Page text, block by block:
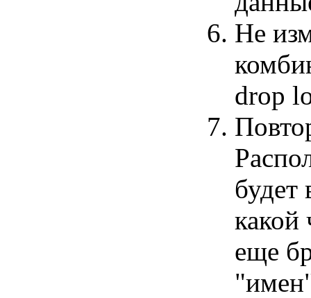
Не
drop
будет
какой
еще